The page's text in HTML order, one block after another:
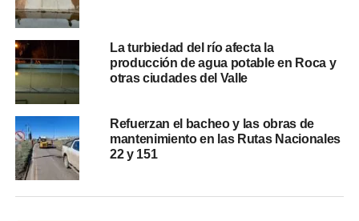
La turbiedad del río afecta la
producción de agua potable en Roca y
otras ciudades del Valle
Refuerzan el bacheo y las obras de
mantenimiento en las Rutas Nacionales
22 y 151